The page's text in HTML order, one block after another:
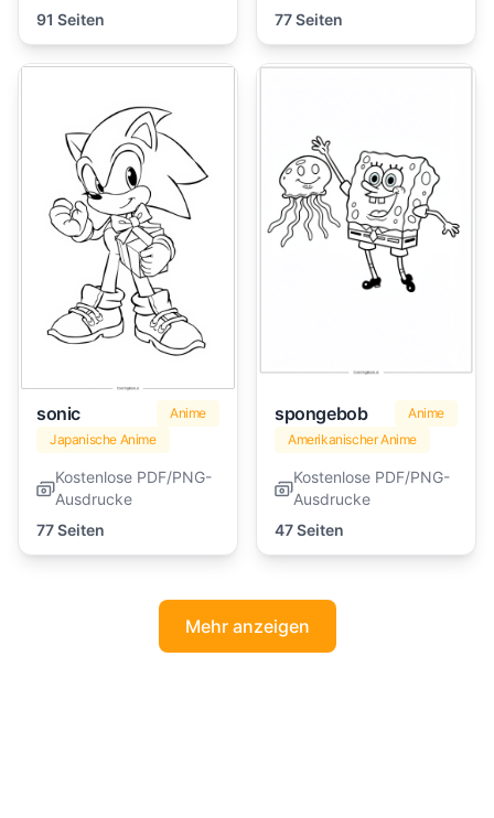
91 Seiten
77 Seiten
sonic
Anime
Japanische Anime
Kostenlose PDF/PNG-
Ausdrucke
77 Seiten
spongebob
Anime
Amerikanischer Anime
Kostenlose PDF/PNG-
Ausdrucke
47 Seiten
Mehr anzeigen